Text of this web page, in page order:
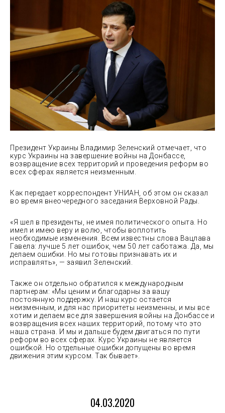
Президент Украины Владимир Зеленский отмечает, что
курс Украины на завершение войны на Донбассе,
возвращение всех территорий и проведения реформ во
всех сферах является неизменным.
Как передает корреспондент УНИАН, об этом он сказал
во время внеочередного заседания Верховной Рады.
«Я шел в президенты, не имея политического опыта. Но
имел и имею веру и волю, чтобы воплотить
необходимые изменения. Всем известны слова Вацлава
Гавела: лучше 5 лет ошибок, чем 50 лет саботажа. Да, мы
делаем ошибки. Но мы готовы признавать их и
исправлять», — заявил Зеленский.
Также он отдельно обратился к международным
партнерам: «Мы ценим и благодарны за вашу
постоянную поддержку. И наш курс остается
неизменным, и для нас приоритеты неизменны, и мы все
хотим и делаем все для завершения войны на Донбассе и
возвращения всех наших территорий, потому что это
наша страна. И мы и дальше будем двигаться по пути
реформ во всех сферах. Курс Украины не является
ошибкой. Но отдельные ошибки допущены во время
движения этим курсом. Так бывает».
04.03.2020